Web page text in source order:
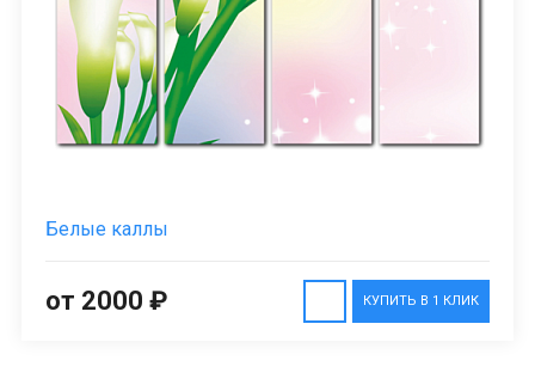
Белые каллы
КУПИТЬ В 1 КЛИК
от 2000 ₽